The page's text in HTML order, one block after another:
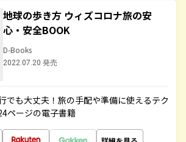
地球の歩き方 ウィズコロナ旅の安
心・安全BOOK
D-Books
2022.07.20 発売
でも大丈夫！旅の手配や準備に使えるテク
ページの電子書籍